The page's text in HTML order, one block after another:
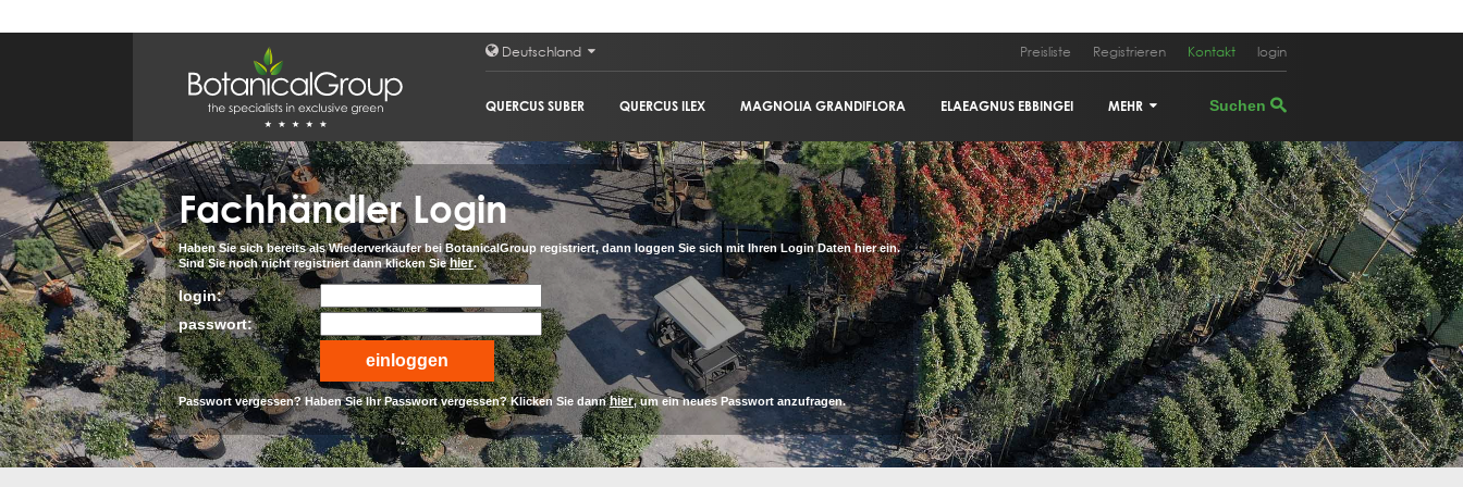
BOTANICALGROUP
EINSATZGEBIET & WEBSITES
Olivenbaumspezialist
OLIJFBOOMSPECIALIST.NL
OLIJFBOOMSPECIALIST.BE
LESPECIALISTEDESOLIVIERS.FR
OLIVENBAUM.DE
DRZEWAOLIWNE.PL
OLIVETREESPECIALIST.COM
Bomen
BOMEN.NL
GROENBLIJVENDEBOMEN.NL
GROENBLIJVENDEBOMEN.BE
PALMBOMENSPECIALIST.NL
IMMERGRUENEBAEUME.DE
Botanicalgroup
BOTANICALGROUP.EU
BOTANICALGROUP.DE
BOTANICALGROUP.BE
Deutschland Preisliste Registrieren Kontakt login
QUERCUS SUBER QUERCUS ILEX MAGNOLIA GRANDIFLORA ELAEAGNUS EBBINGEI MEHR
PHOTINIA FRASERI 'RED ROBIN'
CUPRESSUS SEMPERVIRENS
PINUS PINEA
ILEX 'NELLIE STEVENS'
TRACHYCARPUS FORTUNEI
CERCIS CANADENSIS
Fachhändler Login
Haben Sie sich bereits als Wiederverkäufer bei BotanicalGroup registriert, dann loggen Sie sich mit Ihren Login Daten hier ein.
Sind Sie noch nicht registriert dann klicken Siehier.
login:
passwort:
Passwort vergessen? Haben Sie Ihr Passwort vergessen? Klicken Sie dannhier, um ein neues Passwort anzufragen.